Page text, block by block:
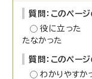
質問：このペー
役に立った
たなかった
質問：このペー
わかりやす